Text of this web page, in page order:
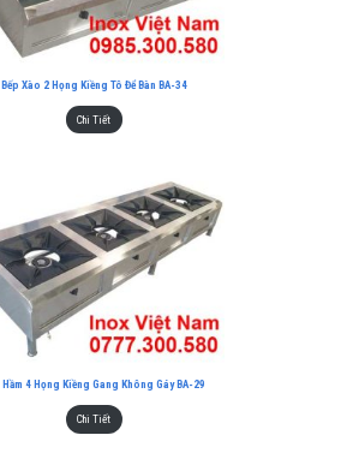
Bếp Xào 2 Họng Kiềng Tô Để Bàn BA-34
Chi Tiết
Hầm 4 Họng Kiềng Gang Không Gáy BA-29
Chi Tiết